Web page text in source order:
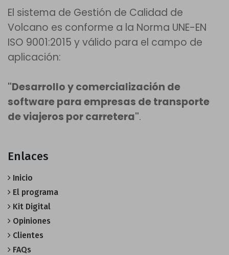
El sistema de Gestión de Calidad de
Volcano es conforme a la Norma UNE-EN
ISO 9001:2015 y válido para el campo de
aplicación:
"Desarrollo y comercialización de
software para empresas de transporte
de viajeros por carretera".
Enlaces
Inicio
El programa
Kit Digital
Opiniones
Clientes
FAQs